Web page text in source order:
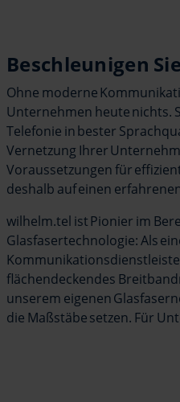
Beschleunigen
Ohne moderne
Unternehmen heute nichts.
Telefonie in bester
Vernetzung Ihrer
Voraussetzungen für
deshalb auf einen
wilhelm.tel ist Pionier im
Glasfasertechnologie: Als
flächendeckendes
unserem eigenen
die Maßstäbe setzen. Für